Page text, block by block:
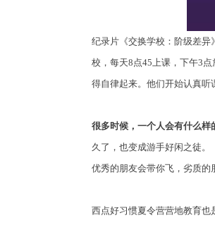
纪录片《交换学校：阶级差
校，每天8点45上课，下午3
得自律起来。他们开始认真
很多时候，一个人会有什么
久了，也变成游手好闲之徒。
优秀的朋友会带你飞，劣质
西点好习惯夏令营营地教育